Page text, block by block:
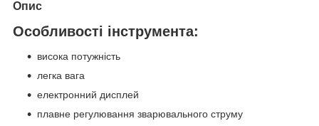
Опис
Особливості інструмента:
висока потужність
легка вага
електронний дисплей
плавне регулювання зварювального струму